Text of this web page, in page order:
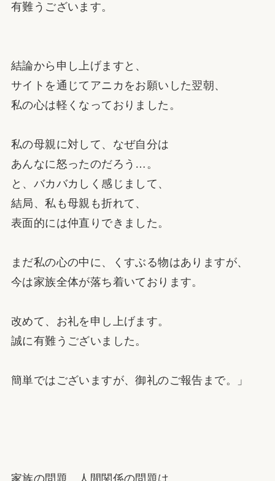
有難うございます。
結論から申し上げますと、
サイトを通じてアニカをお願いした翌朝、
私の心は軽くなっておりました。
私の母親に対して、なぜ自分は
あんなに怒ったのだろう…。
と、バカバカしく感じまして、
結局、私も母親も折れて、
表面的には仲直りできました。
まだ私の心の中に、くすぶる物はありますが、
今は家族全体が落ち着いております。
改めて、お礼を申し上げます。
誠に有難うございました。
簡単ではございますが、御礼のご報告まで。」